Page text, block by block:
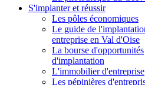
S'implanter et réussir
Les pôles économiques
Le guide de
entreprise en Val d'Oise
La bourse d'opportunités
d'implantation
L'immobilier d'entreprise
Les pépinières